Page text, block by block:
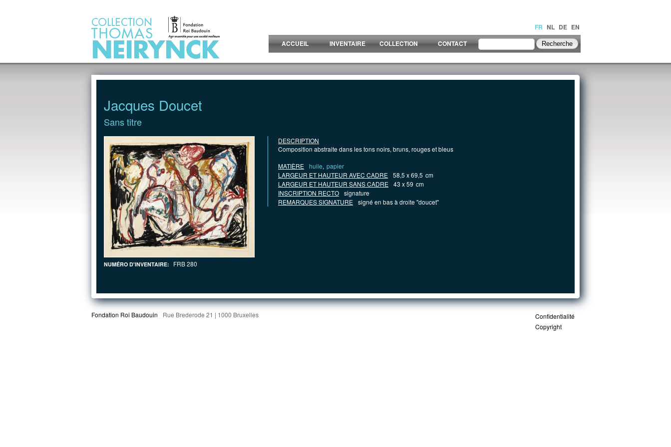
FR NL DE EN
ACCUEIL
INVENTAIRE COLLECTION CONTACT
Jacques Doucet
Sans titre
NUMÉRO D'INVENTAIRE: FRB 280
DESCRIPTION
Composition abstraite dans les tons noirs, bruns, rouges et bleus
MATIÈRE huile, papier
LARGEUR ET HAUTEUR AVEC CADRE 58,5 x 69,5 cm
LARGEUR ET HAUTEUR SANS CADRE 43 x 59 cm
INSCRIPTION RECTO signature
REMARQUES SIGNATURE signé en bas à droite "doucet"
Fondation Roi Baudouin Rue Brederode 21 | 1000 Bruxelles
Confidentialité
Copyright